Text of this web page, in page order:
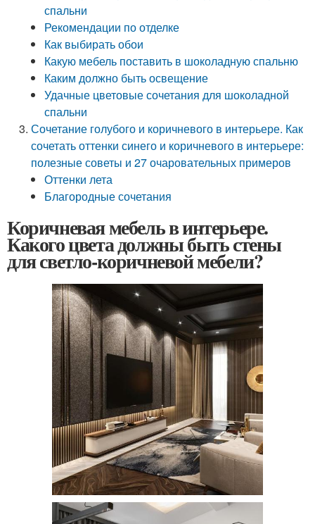
спальни
Рекомендации по отделке
Как выбирать обои
Какую мебель поставить в шоколадную спальню
Каким должно быть освещение
Удачные цветовые сочетания для шоколадной
спальни
Сочетание голубого и коричневого в интерьере. Как
сочетать оттенки синего и коричневого в интерьере:
полезные советы и 27 очаровательных примеров
Оттенки лета
Благородные сочетания
Коричневая мебель в интерьере.
Какого цвета должны быть стены
для светло-коричневой мебели?